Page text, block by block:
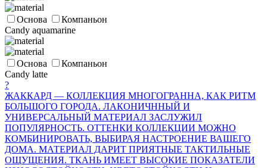
Основа
Компаньон
Candy aquamarine
Основа
Компаньон
Candy latte
?
ЖАККАРД — КОЛЛЕКЦИЯ МНОГОГРАННА, КАК РИТМ
БОЛЬШОГО ГОРОДА. ЛАКОНИЧННЫЙ И
УНИВЕРСАЛЬНЫЙ МАТЕРИАЛ ЗАСЛУЖИЛ
ПОПУЛЯРНОСТЬ. ОТТЕНКИ КОЛЛЕКЦИИ МОЖНО
КОМБИНИРОВАТЬ, ВЫБИРАЯ НАСТРОЕНИЕ ВАШЕГО
ДОМА. МАТЕРИАЛ ДАРИТ ПРИЯТНЫЕ ТАКТИЛЬНЫЕ
ОЩУЩЕНИЯ. ТКАНЬ ИМЕЕТ ВЫСОКИЕ ПОКАЗАТЕЛИ